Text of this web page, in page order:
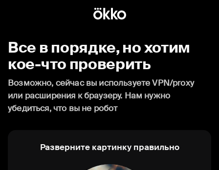
Все в порядке, но хотим
кое-что проверить
Возможно, сейчас вы используете VPN/proxy
или расширения к браузеру. Нам нужно
убедиться, что вы не робот
Разверните картинку правильно